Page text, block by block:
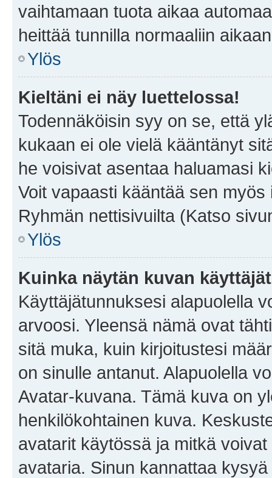
vaihtamaan tuota aikaa
heittää tunnilla normaaliin
Ylös
Kieltäni ei näy luettelossa!
Todennäköisin syy on se, että
kukaan ei ole vielä kääntänyt
he voisivat asentaa haluamasi
Voit vapaasti kääntää sen
Ryhmän nettisivuilta (Katso
Ylös
Kuinka näytän kuvan
Käyttäjätunnuksesi alapuolella
arvoosi. Yleensä nämä ovat
sitä muka, kuin kirjoitustesi
on sinulle antanut. Alapuolella
Avatar-kuvana. Tämä kuva on
henkilökohtainen kuva.
avatarit käytössä ja mitkä
avataria. Sinun kannattaa